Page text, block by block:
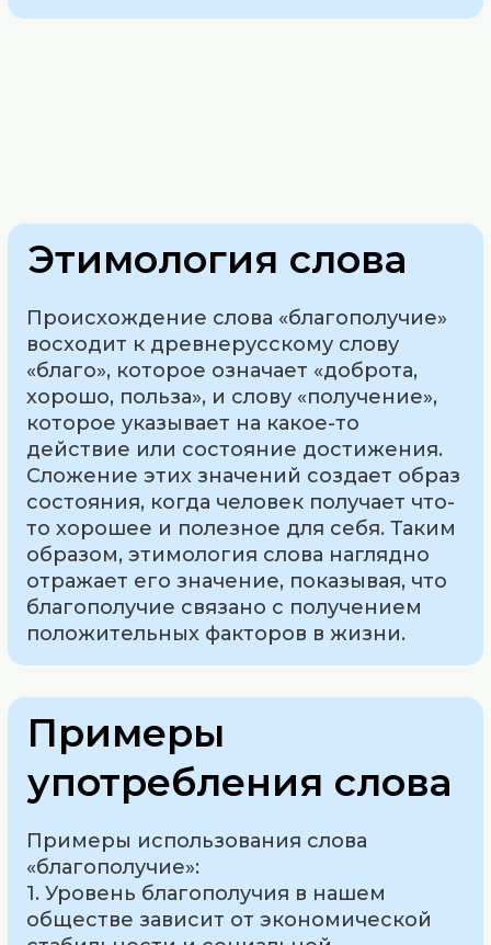
Этимология слова
Происхождение слова «благополучие»
восходит к древнерусскому слову
«благо», которое означает «доброта,
хорошо, польза», и слову «получение»,
которое указывает на какое-то
действие или состояние достижения.
Сложение этих значений создает образ
состояния, когда человек получает что-
то хорошее и полезное для себя. Таким
образом, этимология слова наглядно
отражает его значение, показывая, что
благополучие связано с получением
положительных факторов в жизни.
Примеры
употребления слова
Примеры использования слова
«благополучие»:
1. Уровень благополучия в нашем
обществе зависит от экономической